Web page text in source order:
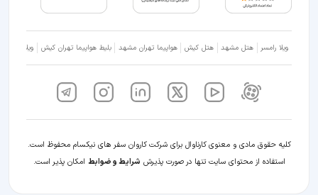
ویلا رامسر هتل مشهد هتل کیش هواپیما تهران مشهد بلیط هواپیما تهران کیش ویلا شمال
کلیه حقوق مادی و معنوی کارناوال برای شرکت کاروان سفر های نیکسام محفوظ است.
استفاده از محتوای سایت تنها در صورت پذیرش شرایط و ضوابط امکان پذیر است.